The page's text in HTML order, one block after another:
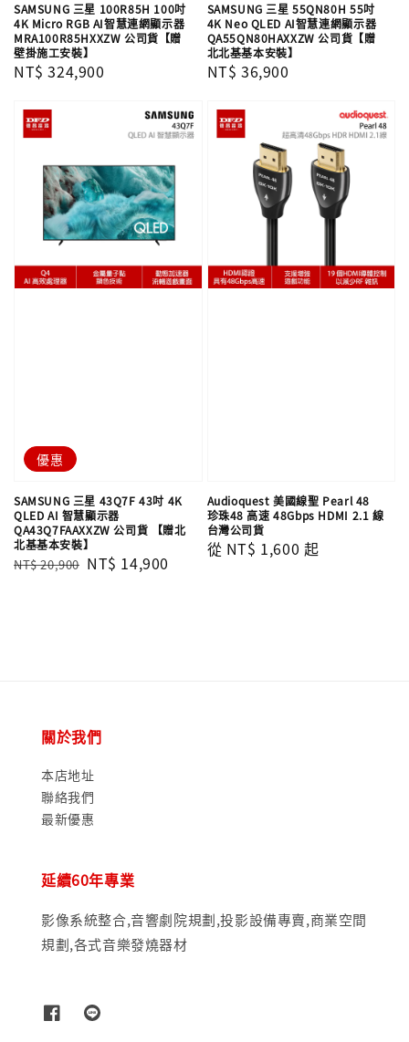
SAMSUNG 三星 100R85H 100吋
4K Micro RGB AI智慧連網顯示器
MRA100R85HXXZW 公司貨【贈
壁掛施工安裝】
Regular
NT$ 324,900
SAMSUNG 三星 55QN80H 55吋
4K Neo QLED AI智慧連網顯示器
QA55QN80HAXXZW 公司貨【贈
北北基基本安裝】
Regular
NT$ 36,900
優惠
SAMSUNG 三星 43Q7F 43吋 4K
QLED AI 智慧顯示器
QA43Q7FAAXXZW 公司貨 【贈北
北基基本安裝】
Regular
NT$ 20,900 Sale
NT$ 14,900
Audioquest 美國線聖 Pearl 48
珍珠48 高速 48Gbps HDMI 2.1 線
台灣公司貨
Regular
從 NT$ 1,600 起
關於我們
本店地址
聯絡我們
最新優惠
延續60年專業
影像系統整合,音響劇院規劃,投影設備專賣,商業空間
規劃,各式音樂發燒器材